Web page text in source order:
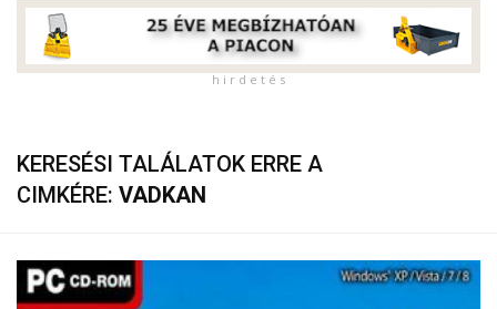
h i r d e t é s
KERESÉSI TALÁLATOK ERRE A
CIMKÉRE: VADKAN